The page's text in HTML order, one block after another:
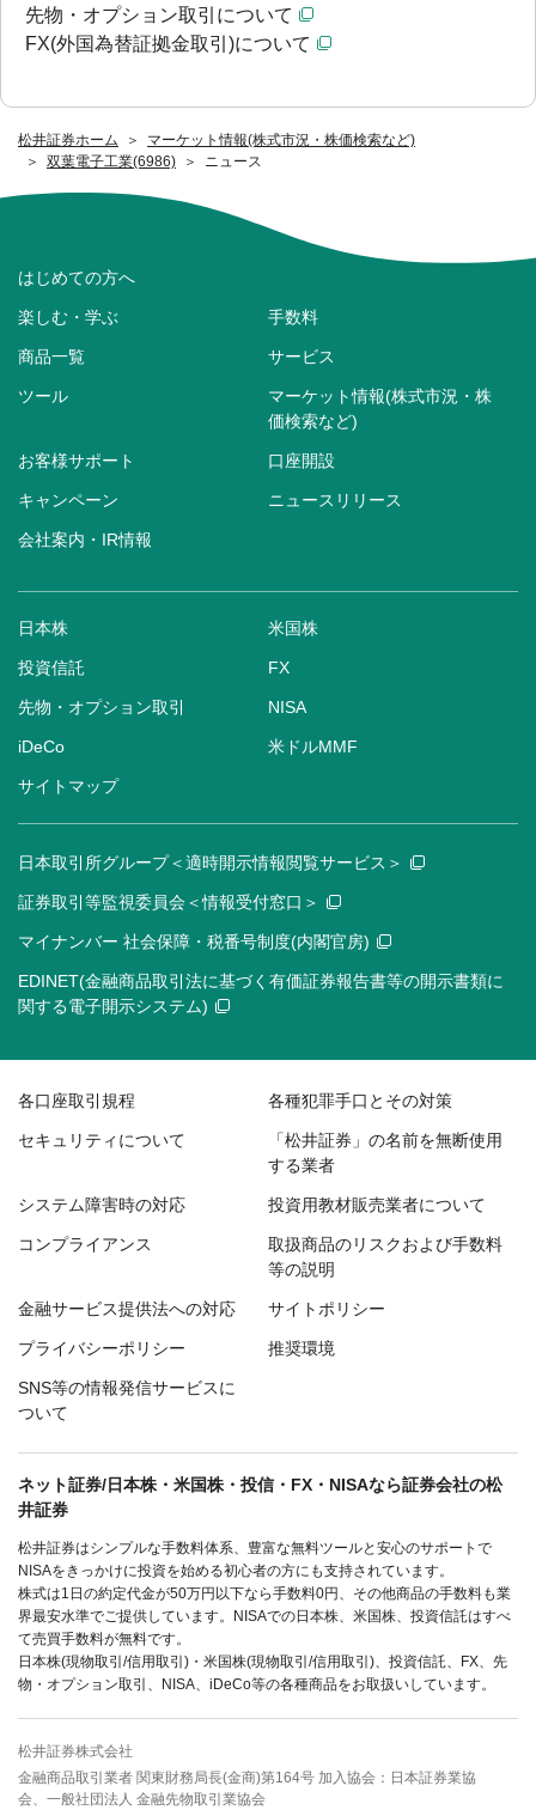
松井証券ホーム
マーケット情報(株式市況・株価検索など)
双葉電子工業(6986)
ニュース
先物・オプション取引について
FX(外国為替証拠金取引)について
はじめての方へ
楽しむ・学ぶ 手数料
商品一覧 サービス
ツール
マーケット情報(株式市況・株
価検索など)
お客様サポート 口座開設
キャンペーン ニュースリリース
会社案内・IR情報
日本株 米国株
投資信託 FX
先物・オプション取引 NISA
iDeCo 米ドルMMF
サイトマップ
日本取引所グループ＜適時開示情報閲覧サービス＞
証券取引等監視委員会＜情報受付窓口＞
マイナンバー 社会保障・税番号制度(内閣官房)
EDINET(金融商品取引法に基づく有価証券報告書等の開示書類に
関する電子開示システム)
各口座取引規程 各種犯罪手口とその対策
セキュリティについて
「松井証券」の名前を無断使用
する業者
システム障害時の対応 投資用教材販売業者について
コンプライアンス
取扱商品のリスクおよび手数料
等の説明
金融サービス提供法への対応 サイトポリシー
プライバシーポリシー 推奨環境
SNS等の情報発信サービスに
ついて
ネット証券/日本株・米国株・投信・FX・NISAなら証券会社の松
井証券
松井証券はシンプルな手数料体系、豊富な無料ツールと安心のサポートで
NISAをきっかけに投資を始める初心者の方にも支持されています。
株式は1日の約定代金が50万円以下なら手数料0円、その他商品の手数料も業
界最安水準でご提供しています。NISAでの日本株、米国株、投資信託はすべ
て売買手数料が無料です。
日本株(現物取引/信用取引)・米国株(現物取引/信用取引)、投資信託、FX、先
物・オプション取引、NISA、iDeCo等の各種商品をお取扱いしています。
松井証券株式会社
金融商品取引業者 関東財務局長(金商)第164号 加入協会：日本証券業協
会、一般社団法人 金融先物取引業協会